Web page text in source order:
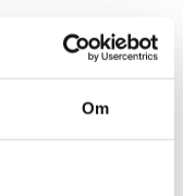
Om